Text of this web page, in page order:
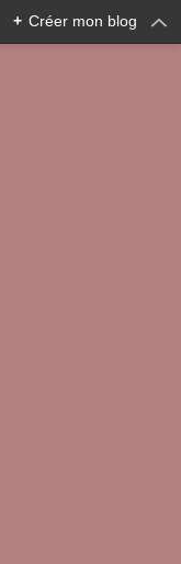
+ Créer mon blog